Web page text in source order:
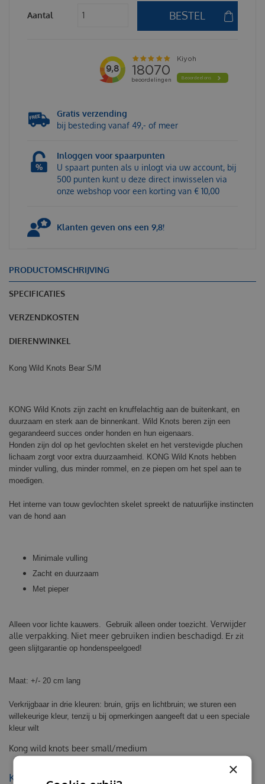
Aantal
Gratis verzending
bij besteding vanaf 49,- of meer
Inloggen voor spaarpunten
U spaart punten als u inlogt via uw account, bij
500 punten kunt u deze direct inwisselen via
onze webshop voor een korting van € 10,00
Klanten geven ons een 9,8!
PRODUCTOMSCHRIJVING
SPECIFICATIES
VERZENDKOSTEN
DIERENWINKEL
Kong Wild Knots Bear S/M
KONG Wild Knots zijn zacht en knuffelachtig aan de buitenkant, en
duurzaam en sterk aan de binnenkant. Wild Knots beren zijn een
gegarandeerd succes onder honden en hun eigenaars.
Honden zijn dol op het gevlochten skelet en het verstevigde pluchen
lichaam zorgt voor extra duurzaamheid. KONG Wild Knots hebben
minder vulling, dus minder rommel, en ze piepen om het spel aan te
moedigen.
Het interne van touw gevlochten skelet spreekt de natuurlijke instincten
van de hond aan
Minimale vulling
Zacht en duurzaam
Met pieper
Alleen voor lichte kauwers. Gebruik alleen onder toezicht. Verwijder
alle verpakking. Niet meer gebruiken indien beschadigd. Er zit
geen slijtgarantie op hondenspeelgoed!
Maat: +/- 20 cm lang
Verkrijgbaar in drie kleuren: bruin, grijs en lichtbruin; we sturen een
willekeurige kleur, tenzij u bij opmerkingen aangeeft dat u een speciale
kleur wilt
Kong wild knots beer small/medium
KIJK OOK EENS NAAR: ×